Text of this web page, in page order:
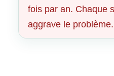
fois par an. Chaque
aggrave le problème.